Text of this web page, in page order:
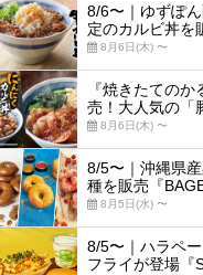
8/6〜｜ゆずぽ
定のカルビ丼を
8月6日(木) 〜
『焼きたての
売！大人気の「
8月6日(木) 〜
8/5〜｜沖縄県
種を販売『
8月5日(水) 〜
8/5〜｜ハラペ
フライが登場『